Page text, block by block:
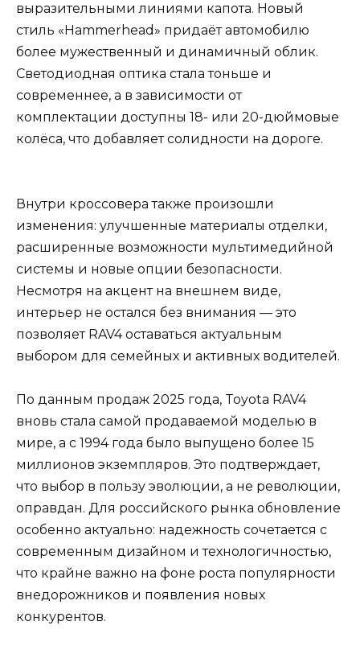
выразительными линиями капота. Новый
стиль «Hammerhead» придаёт автомобилю
более мужественный и динамичный облик.
Светодиодная оптика стала тоньше и
современнее, а в зависимости от
комплектации доступны 18- или 20-дюймовые
колёса, что добавляет солидности на дороге.
Внутри кроссовера также произошли
изменения: улучшенные материалы отделки,
расширенные возможности мультимедийной
системы и новые опции безопасности.
Несмотря на акцент на внешнем виде,
интерьер не остался без внимания — это
позволяет RAV4 оставаться актуальным
выбором для семейных и активных водителей.
По данным продаж 2025 года, Toyota RAV4
вновь стала самой продаваемой моделью в
мире, а с 1994 года было выпущено более 15
миллионов экземпляров. Это подтверждает,
что выбор в пользу эволюции, а не революции,
оправдан. Для российского рынка обновление
особенно актуально: надежность сочетается с
современным дизайном и технологичностью,
что крайне важно на фоне роста популярности
внедорожников и появления новых
конкурентов.